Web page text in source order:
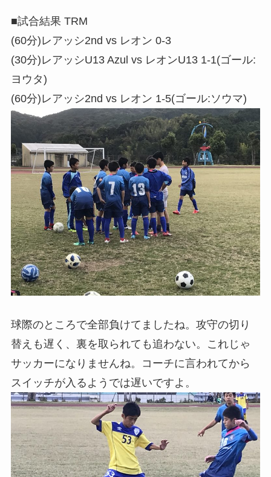
■試合結果 TRM
(60分)レアッシ2nd vs レオン 0-3
(30分)レアッシU13 Azul vs レオンU13 1-1(ゴール:
ヨウタ)
(60分)レアッシ2nd vs レオン 1-5(ゴール:ソウマ)
球際のところで全部負けてましたね。攻守の切り
替えも遅く、裏を取られても追わない。これじゃ
サッカーになりませんね。コーチに言われてから
スイッチが入るようでは遅いですよ。